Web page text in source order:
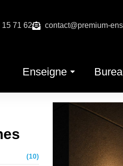
15 71 62 contact@premium-
Enseigne
(10)